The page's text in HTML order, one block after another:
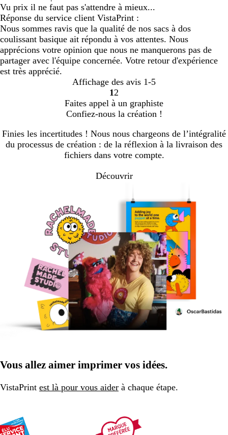
Vu prix il ne faut pas s'attendre à mieux...
Réponse du service client VistaPrint :
Nous sommes ravis que la qualité de nos sacs à dos
coulissant basique ait répondu à vos attentes. Nous
apprécions votre opinion que nous ne manquerons pas de
partager avec l'équipe concernée. Votre retour d'expérience
est très apprécié.
Affichage des avis 1-5
Accéder
à
la
1 Accéder
à
la
2
Faites appel à un graphiste
Confiez-nous la création !
Finies les incertitudes ! Nous nous chargeons de l’intégralité
du processus de création : de la réflexion à la livraison des
fichiers dans votre compte.
Découvrir
Vous allez aimer imprimer vos idées.
VistaPrint est là pour vous aider à chaque étape.